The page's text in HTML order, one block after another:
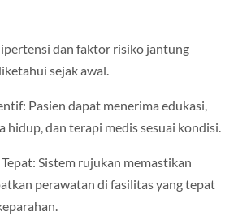
dan faktor risiko jantung
sejak awal.
Pasien dapat menerima edukasi,
hidup, dan terapi medis sesuai kondisi.
Sistem rujukan memastikan
perawatan di fasilitas yang tepat